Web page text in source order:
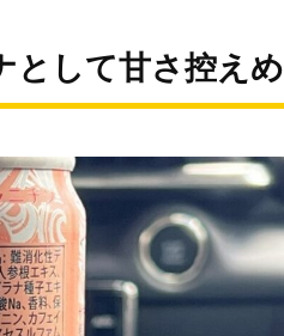
として甘さ控えめ